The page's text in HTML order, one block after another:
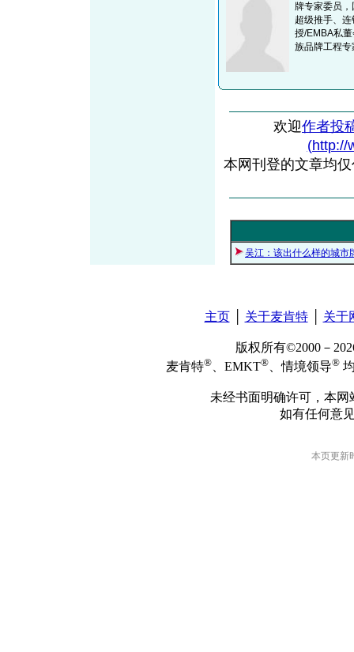
牌专家委员
超级推手、
授/EMBA私
族品牌工程
欢迎作者投
(http://
本网刊登的文章均
吴江：该出什么样的城市
主页│ 关于麦肯特│ 关于
版权所有©2000－
麦肯特® 、EMKT® 、情境领导®
未经书面明确许可，本
如有任何意
本页更新